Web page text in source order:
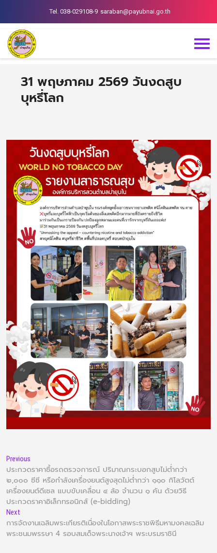
Tel. 038-029108-9 saraban@payubnai.go.th
31 พฤษภาคม 2569 วันงดสูบ
บุหรี่โลก
Previous
ประกวดราคาซื้อรถตรวจการณ์ ปริมาณกระบอกสูบไม่ต่ำกว่า
๒,๐๐๐ ซีซี หรือกำลังเครื่องยนต์สูงสุดไม่ต่ำกว่า ๑๑๐ กิโลวัตต์
เครื่องยนต์ดีเซล แบบขับเคลื่อน ๔ ล้อ จำนวน ๑ คัน ด้วยวิธี
ประกวดราคาอิเล็กทรอนิกส์ (e-bidding)
Next
การจัดงานเฉลิมพระเกียรติเนื่องในโอกาสพระราชพิธีมหามงคลเฉลิม
พระชนมพรรษา 4 รอบสมเด็จพระนางเจ้าฯ พระบรมราชินี